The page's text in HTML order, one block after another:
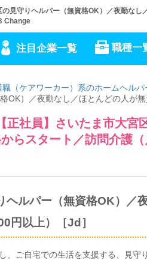
見守りヘルパー（無資格OK）／夜勤な
Change
注目企業一覧 職種一
職（ケアワーカー）系のホームヘルパ
OK）／夜勤なし／ほとんどの人が
社員】さいたま市大宮
らスタート／訪問介護（
ヘルパー（無資格OK）／
円以上）［Jd］
ご自宅での生活を支援する、見守